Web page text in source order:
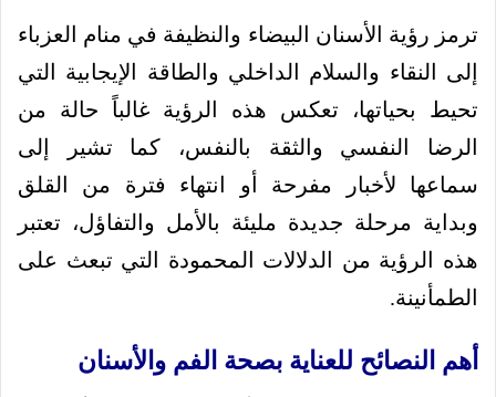
ترمز رؤية الأسنان البيضاء والنظيفة في منام العزباء
إلى النقاء والسلام الداخلي والطاقة الإيجابية التي
تحيط بحياتها، تعكس هذه الرؤية غالباً حالة من
الرضا النفسي والثقة بالنفس، كما تشير إلى
سماعها لأخبار مفرحة أو انتهاء فترة من القلق
وبداية مرحلة جديدة مليئة بالأمل والتفاؤل، تعتبر
هذه الرؤية من الدلالات المحمودة التي تبعث على
الطمأنينة.
أهم النصائح للعناية بصحة الفم والأسنان